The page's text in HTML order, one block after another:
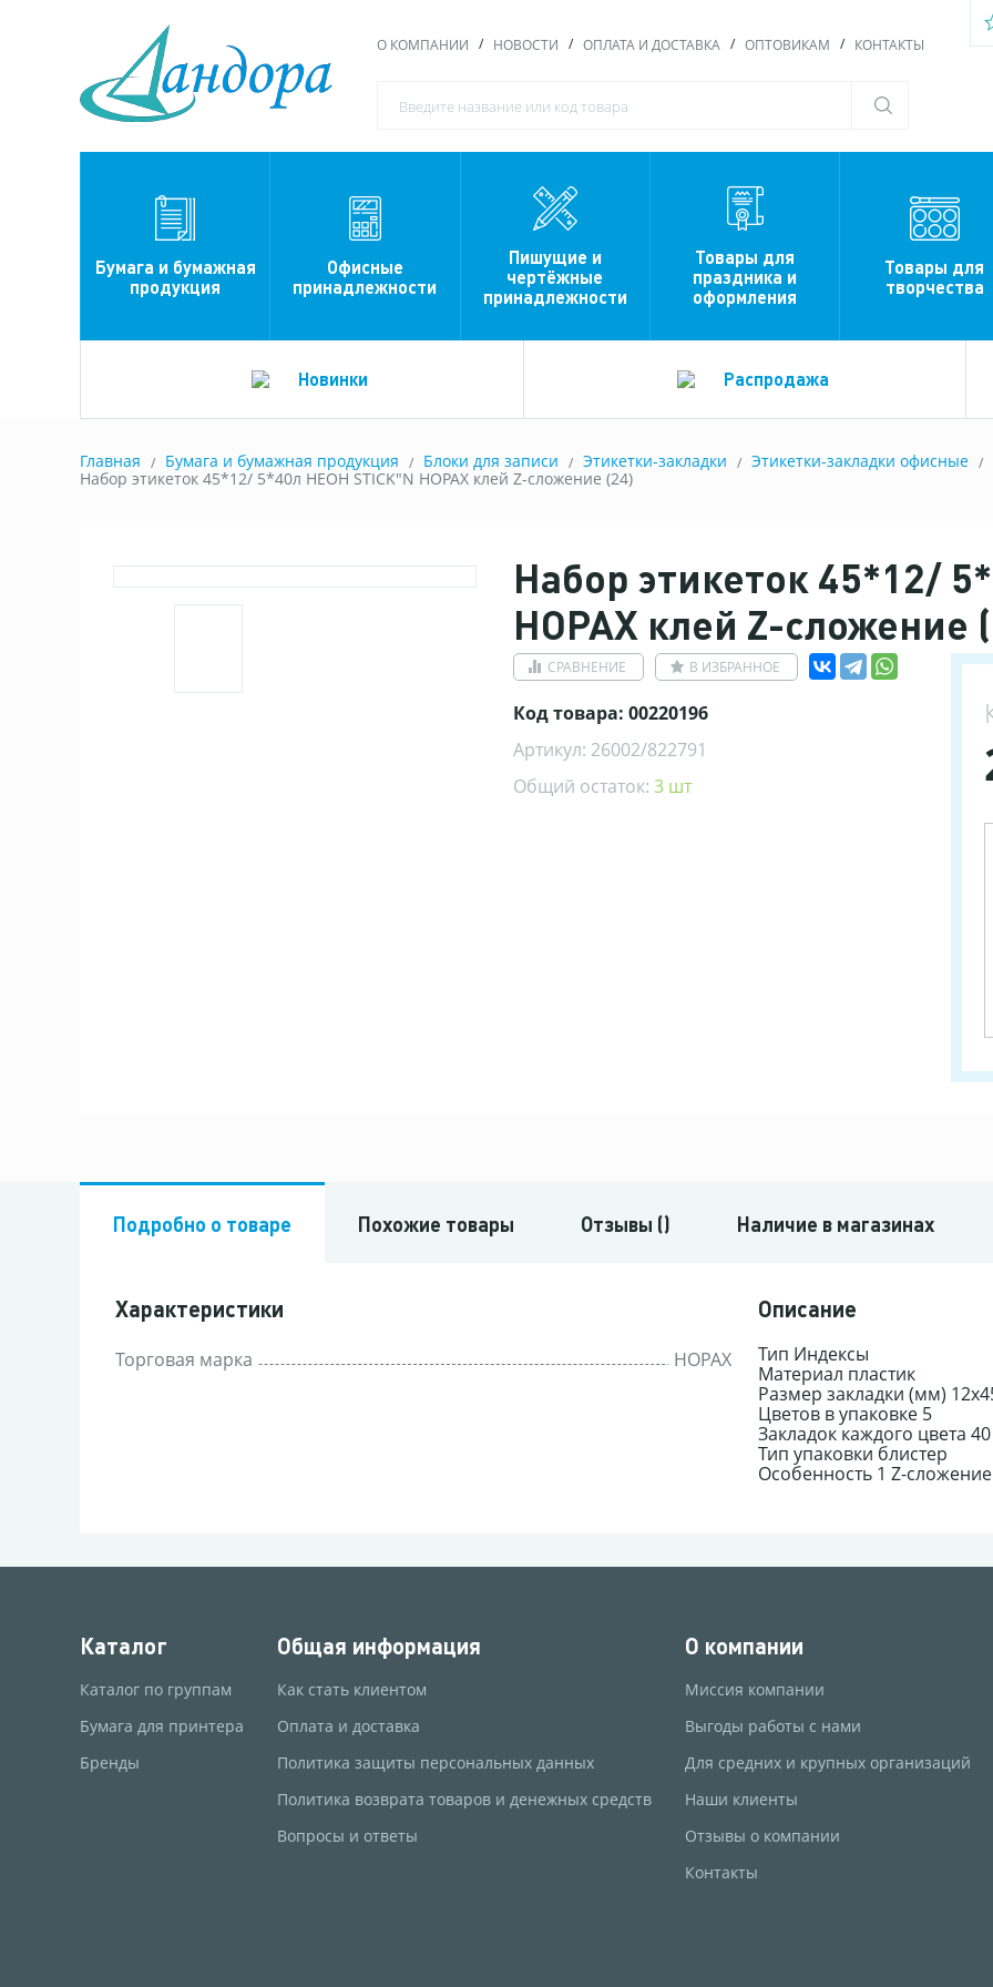
О КОМПАНИИ НОВОСТИ ОПЛАТА И ДОСТАВКА ОПТОВИКАМ КОНТАКТЫ
Бумага и бумажная
продукция
Офисные
принадлежности
Пишущие и
чертёжные
принадлежности
Товары для
праздника и
оформления
Товары для
творчества
Новинки Распродажа
Главная Бумага и бумажная продукция Блоки для записи Этикетки-закладки
Этикетки-закладки офисные
Набор этикеток 45*12/ 5*40л НЕОН STICK"N HOPAX клей Z-сложение (24)
Набор этикеток 45*12/
HOPAX клей Z-сложение
СРАВНЕНИЕ В ИЗБРАННОЕ
Код товара: 00220196
Артикул: 26002/822791
Общий остаток:3 шт
Подробно о товаре Похожие товары Отзывы () Наличие в магазинах
Характеристики
Торговая марка HOPAX
Описание
Тип Индексы
Материал пластик
Размер закладки (мм)
Цветов в упаковке 5
Закладок каждого цвета 40
Тип упаковки блистер
Особенность 1 Z-сложение
Каталог
Каталог по группам
Бумага для принтера
Бренды
Общая информация
Как стать клиентом
Оплата и доставка
Политика защиты персональных данных
Политика возврата товаров и денежных средств
Вопросы и ответы
О компании
Миссия компании
Выгоды работы с нами
Для средних и крупных организаций
Наши клиенты
Отзывы о компании
Контакты